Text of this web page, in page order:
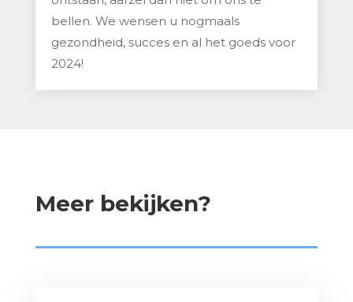
bellen. We wensen u nogmaals
gezondheid, succes en al het goeds voor
2024!
Meer bekijken?